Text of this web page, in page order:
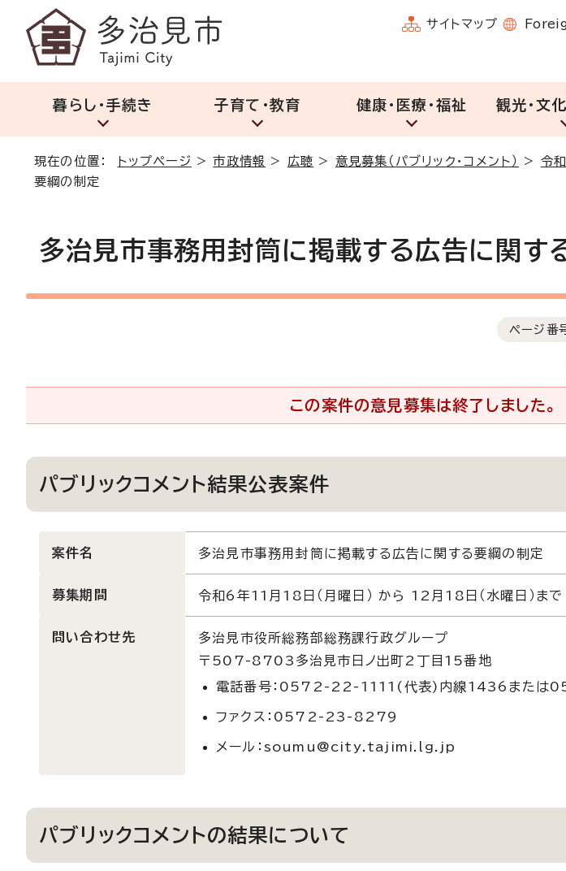
サイトマップ
暮らし・手続き 子育て・教育 健康・医療・福祉 観光・文
現在の位置： トップページ >市政情報 > 広聴 > 意見募集（パブリック・コメント） > 令
要綱の制定
多治見市事務用封筒に掲載する広告に関す
ページ番
この案件の意見募集は終了しました。
パブリックコメント結果公表案件
案件名 多治見市事務用封筒に掲載する広告に関する要綱の制定
募集期間 令和6年11月18日（月曜日） から 12月18日（水曜日）まで
問い合わせ先
多治見市役所総務部総務課行政グループ
〒507-8703多治見市日ノ出町2丁目15番地
電話番号：0572-22-1111(代表)内線1436また
ファクス：0572-23-8279
メール：soumu@city.tajimi.lg.jp
パブリックコメントの結果について